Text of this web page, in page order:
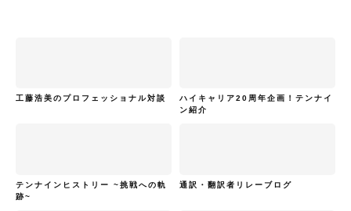
工藤浩美のプロフェッショナル対談
ハイキャリア20周年企画！テンナイ
ン紹介
テンナインヒストリー ~挑戦への軌
跡~
通訳・翻訳者リレーブログ